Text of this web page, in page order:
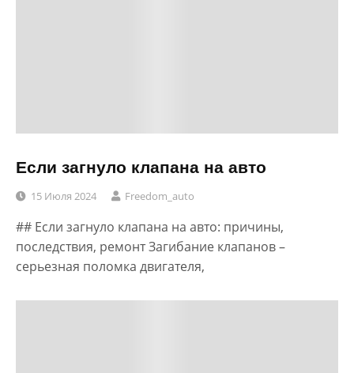
Если загнуло клапана на авто
15 Июля 2024 Freedom_auto
## Если загнуло клапана на авто: причины,
последствия, ремонт Загибание клапанов –
серьезная поломка двигателя,